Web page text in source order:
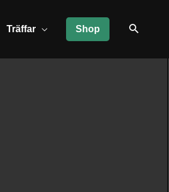
Träffar Shop